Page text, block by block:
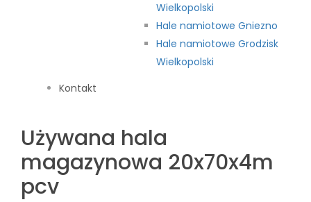
Wielkopolski
Hale namiotowe Gniezno
Hale namiotowe Grodzisk
Wielkopolski
Kontakt
Używana hala
magazynowa 20x70x4m
pcv